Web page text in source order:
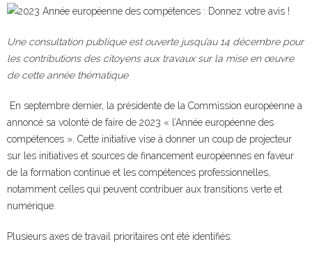
Une consultation publique est ouverte jusqu’au 14 décembre pour
les contributions des citoyens aux travaux sur la mise en œuvre
de cette année thématique
En septembre dernier, la présidente de la Commission européenne a
annoncé sa volonté de faire de 2023 « l’Année européenne des
compétences ». Cette initiative vise à donner un coup de projecteur
sur les initiatives et sources de financement européennes en faveur
de la formation continue et les compétences professionnelles,
notamment celles qui peuvent contribuer aux transitions verte et
numérique.
Plusieurs axes de travail prioritaires ont été identifiés: